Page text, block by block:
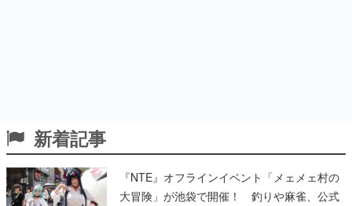
新着記事
『NTE』オフラインイベント「メェメェ村の
大冒険」が池袋で開催！ 釣りや麻雀、公式